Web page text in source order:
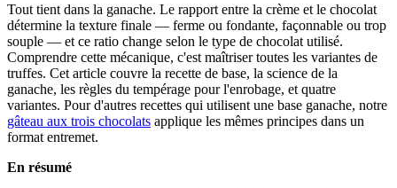
Tout tient dans la ganache. Le rapport entre la crème et le chocolat
détermine la texture finale — ferme ou fondante, façonnable ou trop
souple — et ce ratio change selon le type de chocolat utilisé.
Comprendre cette mécanique, c'est maîtriser toutes les variantes de
truffes. Cet article couvre la recette de base, la science de la
ganache, les règles du tempérage pour l'enrobage, et quatre
variantes. Pour d'autres recettes qui utilisent une base ganache, notre
gâteau aux trois chocolats applique les mêmes principes dans un
format entremet.
En résumé